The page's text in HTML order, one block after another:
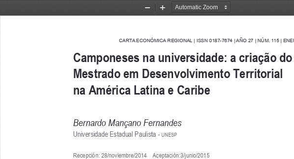
Zoom
Zoom
CARTA ECONÓMICA REGIONAL | ISSN 0187-7674 | AÑO 27 | NÚM. 115 |
Camponeses na universidade: a criação do
Mestrado em Desenvolvimento Territorial
na América Latina e Caribe
Bernardo Mançano Fernandes
Universidade Estadual Paulista - unesp
Recepción: 28/noviembre/2014 Aceptación:3/junio/2015